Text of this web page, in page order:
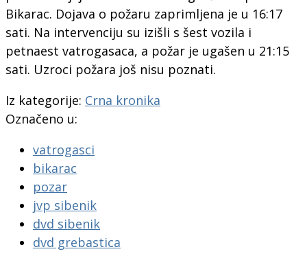
Bikarac. Dojava o požaru zaprimljena je u 16:17
sati. Na intervenciju su izišli s šest vozila i
petnaest vatrogasaca, a požar je ugašen u 21:15
sati. Uzroci požara još nisu poznati.
Iz kategorije: Crna kronika
Označeno u:
vatrogasci
bikarac
pozar
jvp sibenik
dvd sibenik
dvd grebastica